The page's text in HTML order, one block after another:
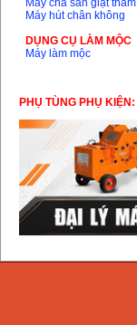
Máy chà sàn giặt thảm
Máy hút chân không
DỤNG CỤ LÀM MỘC
Máy làm mộc
PHỤ TÙNG PHỤ KIỆN: